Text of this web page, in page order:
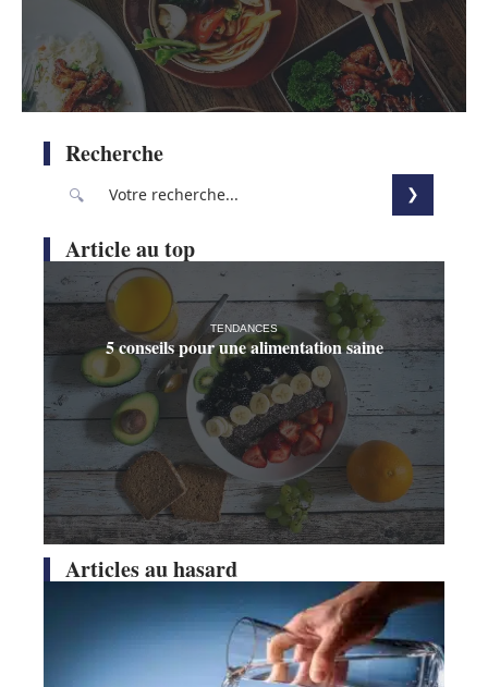
Recherche
Article au top
TENDANCES
5 conseils pour une alimentation saine
Articles au hasard